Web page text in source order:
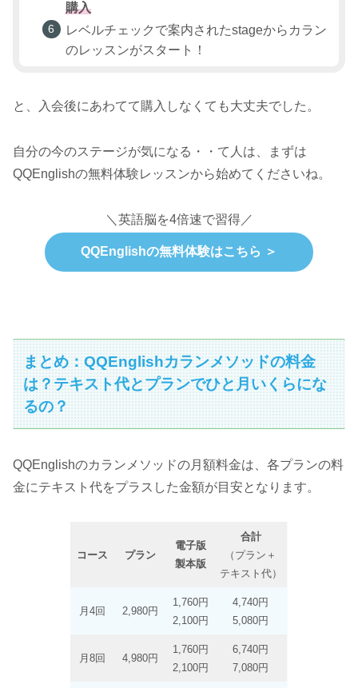
購入
レベルチェックで案内されたstageからカラン
のレッスンがスタート！
と、入会後にあわてて購入しなくても大丈夫でした。
自分の今のステージが気になる・・て人は、まずは
QQEnglishの無料体験レッスンから始めてくださいね。
＼英語脳を4倍速で習得／
QQEnglishの無料体験はこちら ＞
まとめ：QQEnglishカランメソッドの料金
は？テキスト代とプランでひと月いくらにな
るの？
QQEnglishのカランメソッドの月額料金は、各プランの料
金にテキスト代をプラスした金額が目安となります。
コース プラン
電子版
製本版
合計
（プラン＋
テキスト代）
月4回 2,980円
1,760円
2,100円
4,740円
5,080円
月8回 4,980円
1,760円
2,100円
6,740円
7,080円